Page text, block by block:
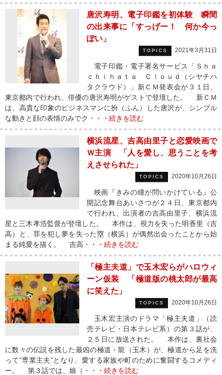
唐沢寿明、電子印鑑を初体験 瞬間
の出来事に「すっげー！ 何か今っ
ぽい」
TOPICS 2021年3月31日
電子印鑑・電子署名サービス「Ｓｈａ
ｃｈｉｈａｔａ Ｃｌｏｕｄ（シヤチハ
タクラウド）」新ＣＭ発表会が３１日、
東京都内で行われ、俳優の唐沢寿明がゲストで登壇した。 新ＣＭ
は、高貴な印象のビジネスマンに扮（ふん）した唐沢が、シンプル
な動きと顔の表情のみでク・・・ 続きを読む
横浜流星、吉高由里子と恋愛映画で
Ｗ主演 「人を愛し、思うことを考
えさせられた」
TOPICS 2020年10月26日
映画『きみの瞳が問いかけている』公
開記念舞台あいさつが２４日、東京都内
で行われ、出演者の吉高由里子、横浜流
星と三木孝浩監督が登壇した。 本作は、視力を失った明香里（吉
高）と、罪を犯し夢を失った塁（横浜）が偶然出会ったことから始
まる純愛を描く。 吉高・・・ 続きを読む
「極主夫道」で玉木宏らがハロウィ
ーン仮装 「極道版の桃太郎が最高
に笑えた」
TOPICS 2020年10月26日
玉木宏主演のドラマ「極主夫道」（読
売テレビ・日本テレビ系）の第３話が、
２５日に放送された。 本作は、裏社会
に数々の伝説を残した最凶の極道・龍（玉木）が、極道から足を洗
って“専業主夫”となり、愛する家族や町のために奮闘するコメディ
ー。 第３話では、娘（・・・ 続きを読む